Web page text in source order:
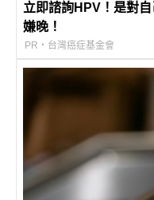
立即諮詢HPV！是對
嫌晚！
PR・台灣癌症基金會